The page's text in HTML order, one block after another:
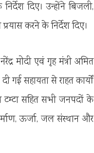
दिए। उन्होंने बिजली,
करने के निर्देश दिए।
मोदी एवं गृह मंत्री अमित
गई सहायता से राहत कार्यों
टम्टा सहित सभी जनपदों के
ऊर्जा, जल संस्थान और